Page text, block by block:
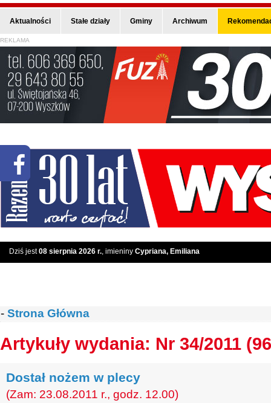
Aktualności Stałe działy Gminy Archiwum
REKLAMA
Dziś jest08 sierpnia 2026 r., imieniny Cypriana, Emiliana
- Strona Główna
Artykuły wydania: Nr 34/2011
Dostał nożem w plecy
(Zam: 23.08.2011 r., godz. 12.00)